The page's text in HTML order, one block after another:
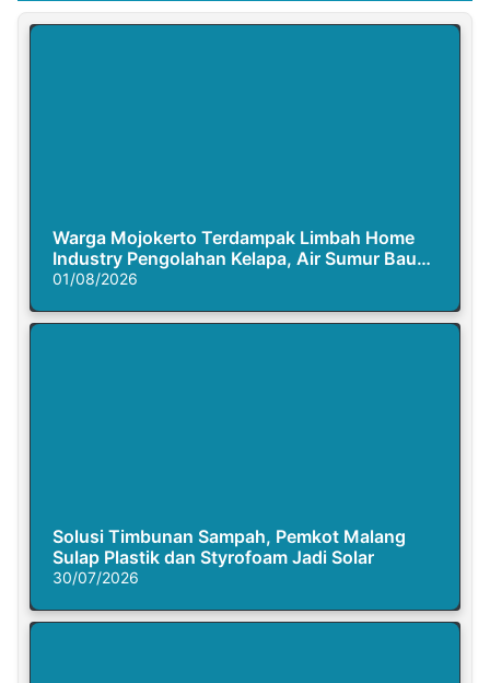
Warga Mojokerto Terdampak Limbah Home
Industry Pengolahan Kelapa, Air Sumur Bau
Busuk
01/08/2026
Solusi Timbunan Sampah, Pemkot Malang
Sulap Plastik dan Styrofoam Jadi Solar
30/07/2026